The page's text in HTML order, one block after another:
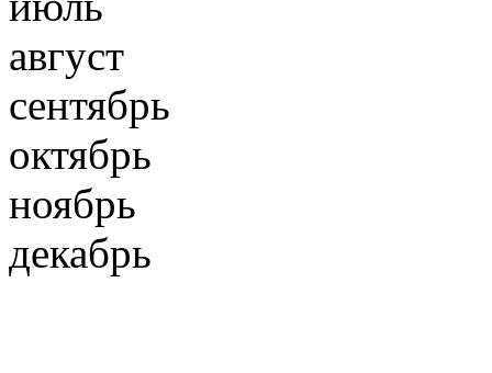
август
сентябрь
октябрь
ноябрь
декабрь